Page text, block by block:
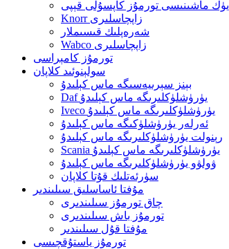
يۈك ماشىنىسى تورمۇز كاپسۇلى قېپى
Knorr زاپچاسلىرى
شەرەپلىك قىسىملار
Wabco زاپچاسلىرى
تورمۇز كامېراسى
سولېنوئىد كلاپان
بېنز سېرىيەسىگە ماس كېلىدۇ
Daf يۈرۈشلۈكلىرىگە ماس كېلىدۇ
Iveco يۈرۈشلۈكلىرىگە ماس كېلىدۇ
ئەرلەر يۈرۈشلۈكىگە ماس كېلىدۇ
رېنولت يۈرۈشلۈكلىرىگە ماس كېلىدۇ
Scania يۈرۈشلۈكلىرىگە ماس كېلىدۇ
ۋولۋو يۈرۈشلۈكلىرىگە ماس كېلىدۇ
سۈرئەتلىك قۇتا كلاپان
مۇفتا ئاساسلىق سىلىندىر
چاق تورمۇز سىلىندىرى
تورمۇز باش سىلىندىرى
مۇفتا قۇل سىلىندىر
تورمۇز ياستۇقچىسى